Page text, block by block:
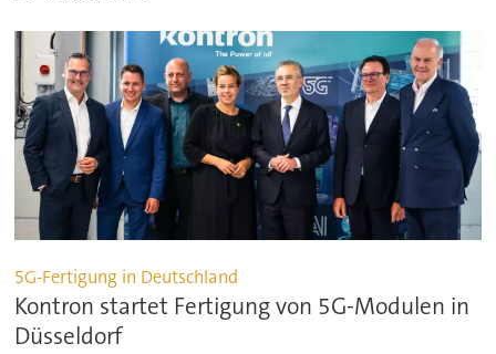
5G-Fertigung in Deutschland
Kontron startet Fertigung von 5G-Modulen in
Düsseldorf